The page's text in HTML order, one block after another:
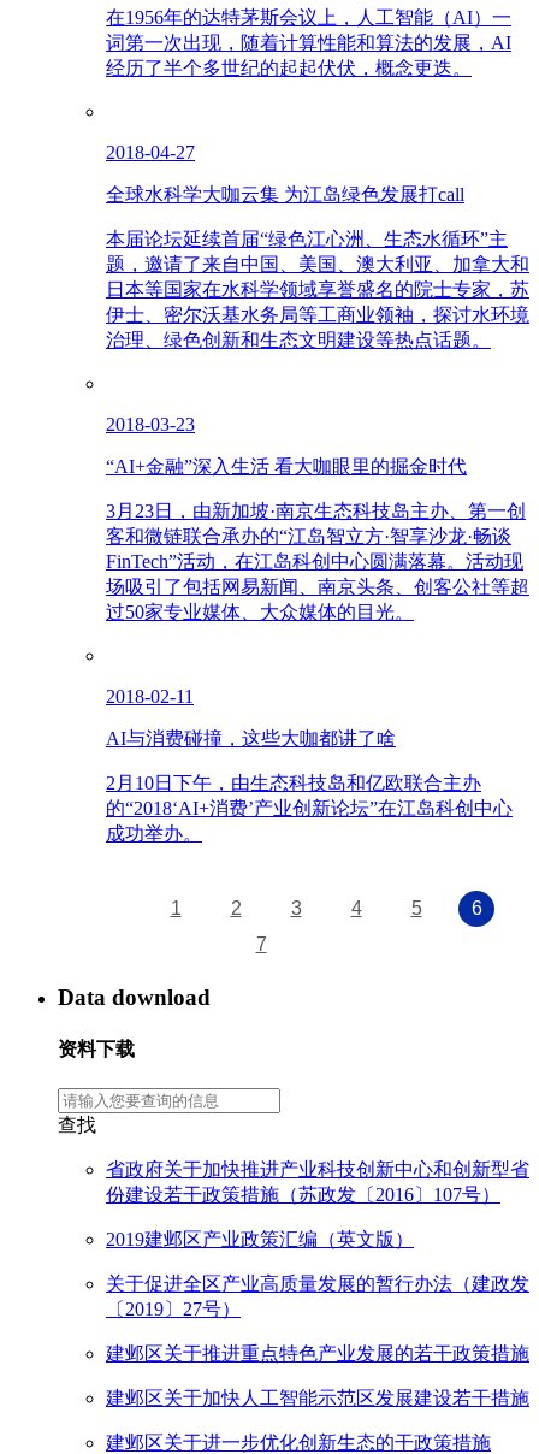
在1956年的达特茅斯会议上，人工智能（AI）一
词第一次出现，随着计算性能和算法的发展，AI
经历了半个多世纪的起起伏伏，概念更迭。
2018-04-27
全球水科学大咖云集 为江岛绿色发展打call
本届论坛延续首届“绿色江心洲、生态水循环”主
题，邀请了来自中国、美国、澳大利亚、加拿大和
日本等国家在水科学领域享誉盛名的院士专家，苏
伊士、密尔沃基水务局等工商业领袖，探讨水环境
治理、绿色创新和生态文明建设等热点话题。
2018-03-23
“AI+金融”深入生活 看大咖眼里的掘金时代
3月23日，由新加坡·南京生态科技岛主办、第一创
客和微链联合承办的“江岛智立方·智享沙龙·畅谈
FinTech”活动，在江岛科创中心圆满落幕。活动现
场吸引了包括网易新闻、南京头条、创客公社等超
过50家专业媒体、大众媒体的目光。
2018-02-11
AI与消费碰撞，这些大咖都讲了啥
2月10日下午，由生态科技岛和亿欧联合主办
的“2018‘AI+消费’产业创新论坛”在江岛科创中心
成功举办。
1 2 3 4 5
6
7
Data download
资料下载
查找
省政府关于加快推进产业科技创新中心和创新型省
份建设若干政策措施（苏政发〔2016〕107号）
2019建邺区产业政策汇编（英文版）
关于促进全区产业高质量发展的暂行办法（建政发
〔2019〕27号）
建邺区关于推进重点特色产业发展的若干政策措施
建邺区关于加快人工智能示范区发展建设若干措施
建邺区关于进一步优化创新生态的干政策措施